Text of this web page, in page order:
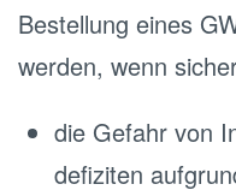
Bestellung eines
werden, wenn
die Gefahr von
defiziten